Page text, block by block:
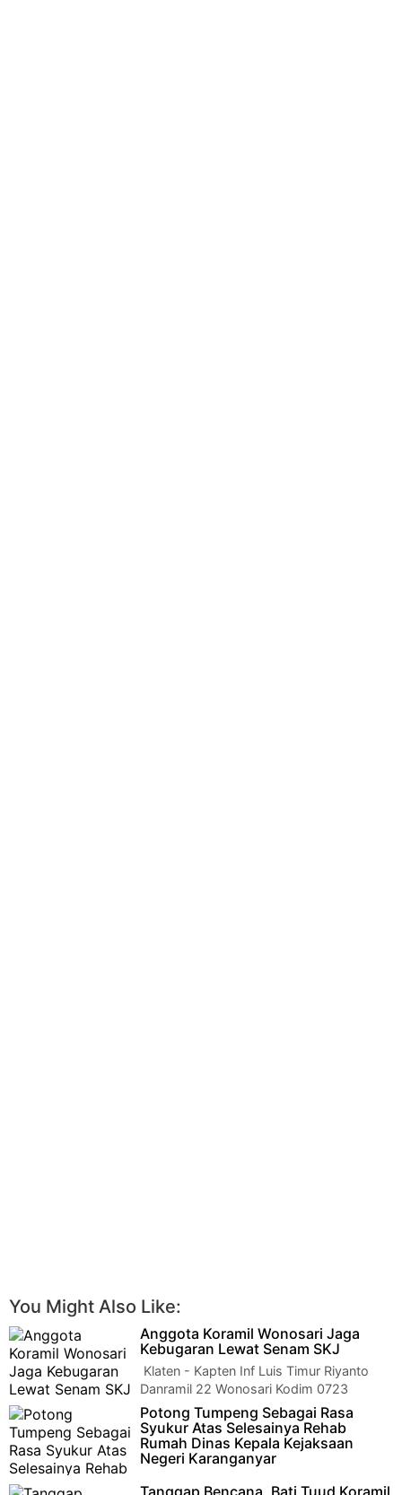
You Might Also Like:
Anggota Koramil Wonosari Jaga
Kebugaran Lewat Senam SKJ
Klaten - Kapten Inf Luis Timur Riyanto
Danramil 22 Wonosari Kodim 0723
Klaten beserta Anggota Koramil 22 Wonosari melak…
Potong Tumpeng Sebagai Rasa
Syukur Atas Selesainya Rehab
Rumah Dinas Kepala Kejaksaan
Negeri Karanganyar
Tanggap Bencana, Bati Tuud Koramil